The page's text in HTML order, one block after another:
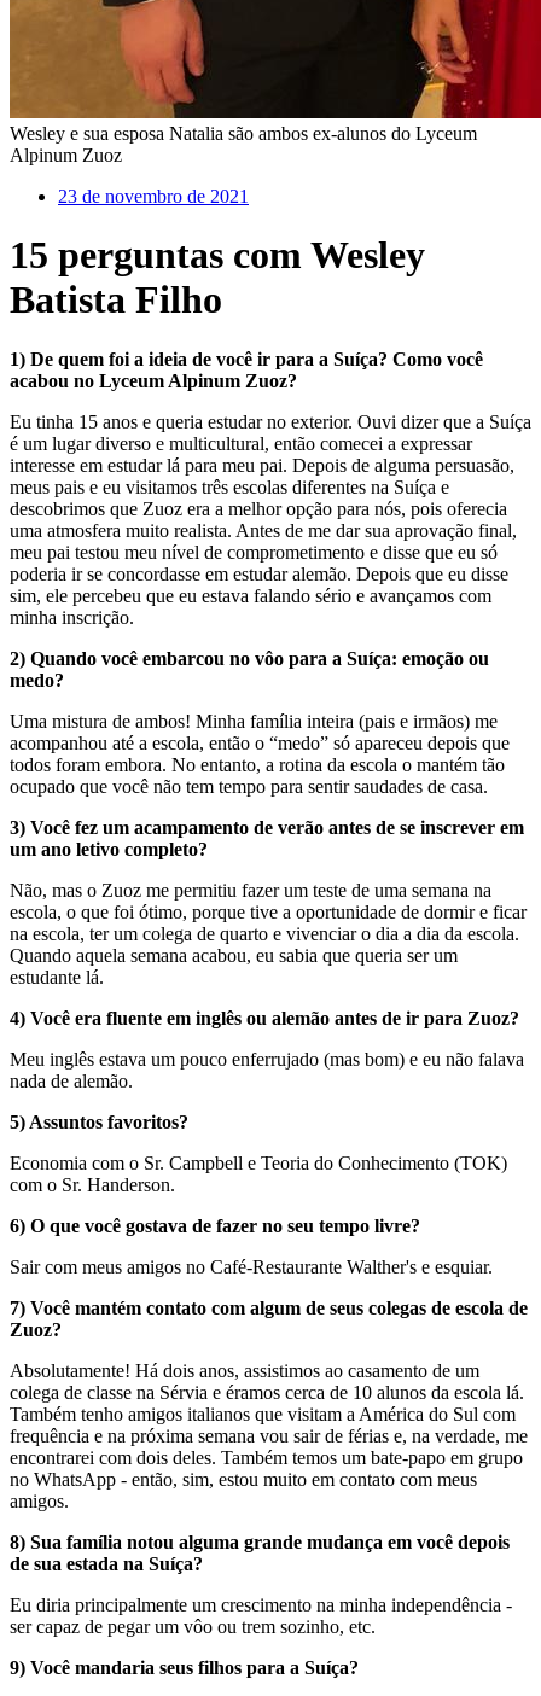
Wesley e sua esposa Natalia são ambos ex-alunos do Lyceum
Alpinum Zuoz
23 de novembro de 2021
15 perguntas com Wesley
Batista Filho
1) De quem foi a ideia de você ir para a Suíça? Como você
acabou no Lyceum Alpinum Zuoz?
Eu tinha 15 anos e queria estudar no exterior. Ouvi dizer que a Suíça
é um lugar diverso e multicultural, então comecei a expressar
interesse em estudar lá para meu pai. Depois de alguma persuasão,
meus pais e eu visitamos três escolas diferentes na Suíça e
descobrimos que Zuoz era a melhor opção para nós, pois oferecia
uma atmosfera muito realista. Antes de me dar sua aprovação final,
meu pai testou meu nível de comprometimento e disse que eu só
poderia ir se concordasse em estudar alemão. Depois que eu disse
sim, ele percebeu que eu estava falando sério e avançamos com
minha inscrição.
2) Quando você embarcou no vôo para a Suíça: emoção ou
medo?
Uma mistura de ambos! Minha família inteira (pais e irmãos) me
acompanhou até a escola, então o “medo” só apareceu depois que
todos foram embora. No entanto, a rotina da escola o mantém tão
ocupado que você não tem tempo para sentir saudades de casa.
3) Você fez um acampamento de verão antes de se inscrever em
um ano letivo completo?
Não, mas o Zuoz me permitiu fazer um teste de uma semana na
escola, o que foi ótimo, porque tive a oportunidade de dormir e ficar
na escola, ter um colega de quarto e vivenciar o dia a dia da escola.
Quando aquela semana acabou, eu sabia que queria ser um
estudante lá.
4) Você era fluente em inglês ou alemão antes de ir para Zuoz?
Meu inglês estava um pouco enferrujado (mas bom) e eu não falava
nada de alemão.
5) Assuntos favoritos?
Economia com o Sr. Campbell e Teoria do Conhecimento (TOK)
com o Sr. Handerson.
6) O que você gostava de fazer no seu tempo livre?
Sair com meus amigos no Café-Restaurante Walther's e esquiar.
7) Você mantém contato com algum de seus colegas de escola de
Zuoz?
Absolutamente! Há dois anos, assistimos ao casamento de um
colega de classe na Sérvia e éramos cerca de 10 alunos da escola lá.
Também tenho amigos italianos que visitam a América do Sul com
frequência e na próxima semana vou sair de férias e, na verdade, me
encontrarei com dois deles. Também temos um bate-papo em grupo
no WhatsApp - então, sim, estou muito em contato com meus
amigos.
8) Sua família notou alguma grande mudança em você depois
de sua estada na Suíça?
Eu diria principalmente um crescimento na minha independência -
ser capaz de pegar um vôo ou trem sozinho, etc.
9) Você mandaria seus filhos para a Suíça?